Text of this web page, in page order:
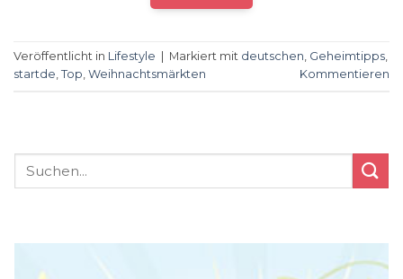
Veröffentlicht in Lifestyle Markiert mit deutschen, Geheimtipps,
startde, Top, Weihnachtsmärkten Kommentieren